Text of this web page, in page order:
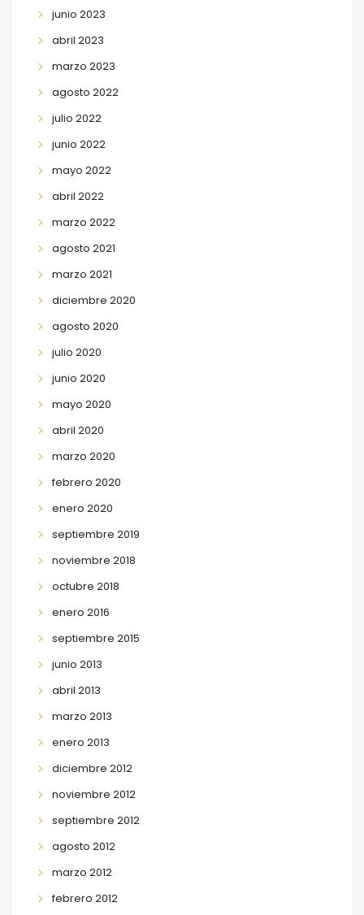
junio 2023
abril 2023
marzo 2023
agosto 2022
julio 2022
junio 2022
mayo 2022
abril 2022
marzo 2022
agosto 2021
marzo 2021
diciembre 2020
agosto 2020
julio 2020
junio 2020
mayo 2020
abril 2020
marzo 2020
febrero 2020
enero 2020
septiembre 2019
noviembre 2018
octubre 2018
enero 2016
septiembre 2015
junio 2013
abril 2013
marzo 2013
enero 2013
diciembre 2012
noviembre 2012
septiembre 2012
agosto 2012
marzo 2012
febrero 2012